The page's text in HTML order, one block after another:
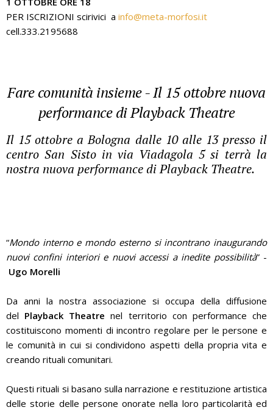
PER ISCRIZIONI scirivici a info@meta-morfosi.it
cell.333.2195688
Fare comunità insieme - Il 15 ottobre nuova
performance di Playback Theatre
Il 15 ottobre a Bologna dalle 10 alle 13 presso il
centro San Sisto in via Viadagola 5 si terrà la
nostra nuova performance di Playback Theatre.
“Mondo interno e mondo esterno si incontrano inaugurando
nuovi confini interiori e nuovi accessi a inedite possibilità” -
Ugo Morelli
Da anni la nostra associazione si occupa della diffusione
del Playback Theatre nel territorio con performance che
costituiscono momenti di incontro regolare per le persone e
le comunità in cui si condividono aspetti della propria vita e
creando rituali comunitari.
Questi rituali si basano sulla narrazione e restituzione artistica
delle storie delle persone onorate nella loro particolarità ed